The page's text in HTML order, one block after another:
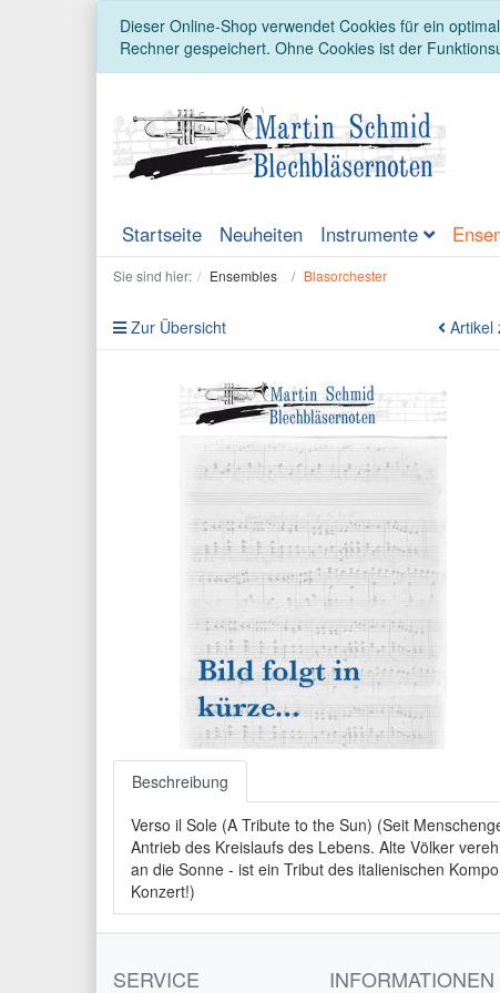
Dieser Online-Shop verwendet Cookies für ein
Rechner gespeichert. Ohne Cookies ist der
Startseite Neuheiten Instrumente
Sie sind hier: Ensembles Blasorchester
Zur Übersicht Artikel
Beschreibung
Verso il Sole (A Tribute to the Sun) (Seit
Antrieb des Kreislaufs des Lebens. Alte Völker
an die Sonne - ist ein Tribut des italienischen
Konzert!)
SERVICE INFORMATIONEN